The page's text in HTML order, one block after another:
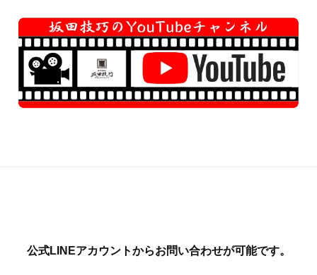
公式LINEアカウントからお問い合わせが可能です。